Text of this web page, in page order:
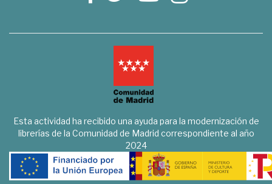
Esta actividad ha recibido una ayuda para la modernización de
librerías de la Comunidad de Madrid correspondiente al año
2024